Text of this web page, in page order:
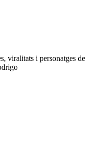
viralitats i personatges de